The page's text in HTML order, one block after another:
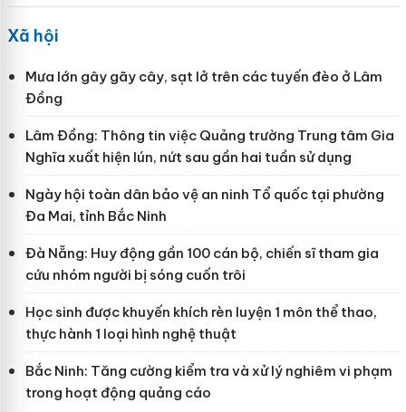
Xã hội
Mưa lớn gây gãy cây, sạt lở trên các tuyến đèo ở Lâm
Đồng
Lâm Đồng: Thông tin việc Quảng trường Trung tâm Gia
Nghĩa xuất hiện lún, nứt sau gần hai tuần sử dụng
Ngày hội toàn dân bảo vệ an ninh Tổ quốc tại phường
Đa Mai, tỉnh Bắc Ninh
Đà Nẵng: Huy động gần 100 cán bộ, chiến sĩ tham gia
cứu nhóm người bị sóng cuốn trôi
Học sinh được khuyến khích rèn luyện 1 môn thể thao,
thực hành 1 loại hình nghệ thuật
Bắc Ninh: Tăng cường kiểm tra và xử lý nghiêm vi phạm
trong hoạt động quảng cáo